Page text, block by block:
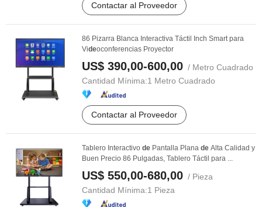
Contactar al Proveedor
86 Pizarra Blanca Interactiva Táctil Inch Smart para
Videoconferencias Proyector
US$ 390,00-600,00 / Metro Cuadrado
Cantidad Mínima:1 Metro Cuadrado
Contactar al Proveedor
Tablero Interactivo de Pantalla Plana de Alta Calidad y
Buen Precio 86 Pulgadas, Tablero Táctil para ...
US$ 550,00-680,00 / Pieza
Cantidad Mínima:1 Pieza